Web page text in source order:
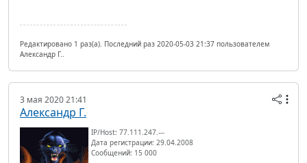
Редактировано 1 раз(а). Последний раз 2020-05-03 21:37 пользователем
Александр Г..
3 мая 2020 21:41
Александр Г.
IP/Host: 77.111.247.---
Дата регистрации: 29.04.2008
Сообщений: 15 000